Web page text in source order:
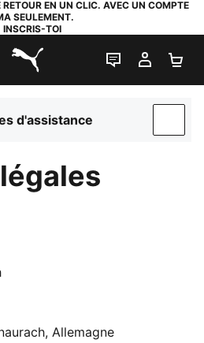
EN UN CLIC. AVEC UN COMPTE
SEULEMENT.
INSCRIS-TOI
PUMA.com
LIVE CHAT
MON
d'assistance
Allemagne